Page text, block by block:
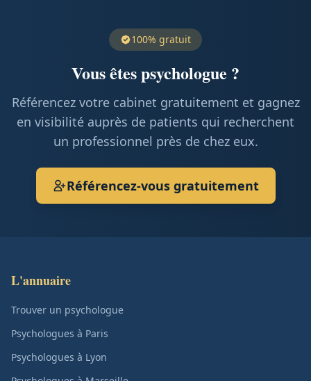
100% gratuit
Vous êtes psychologue ?
Référencez votre cabinet gratuitement et gagnez
en visibilité auprès de patients qui recherchent
un professionnel près de chez eux.
Référencez-vous gratuitement
L'annuaire
Trouver un psychologue
Psychologues à Paris
Psychologues à Lyon